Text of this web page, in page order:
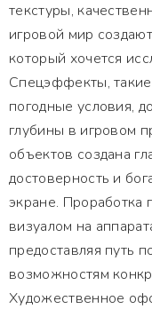
текстуры,
игровой мир
который хочется
Спецэффекты,
погодные условия,
глубины в игровом
объектов создана
достоверность и
экране. Проработка
визуалом на
предоставляя путь
возможностям
Художественное